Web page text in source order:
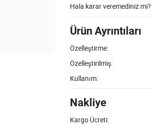
Hala karar veremediniz mi?
Ürün Ayrıntıları
Özelleştirme:
Özelleştirilmiş:
Kullanım:
Nakliye
Kargo Ücreti: